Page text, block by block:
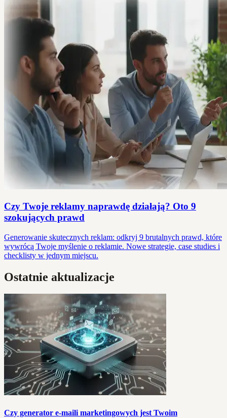
Czy Twoje reklamy naprawdę działają? Oto 9
szokujących prawd
Generowanie skutecznych reklam: odkryj 9 brutalnych prawd, które
wywrócą Twoje myślenie o reklamie. Nowe strategie, case studies i
checklisty w jednym miejscu.
Ostatnie aktualizacje
Czy generator e-maili marketingowych jest Twoim